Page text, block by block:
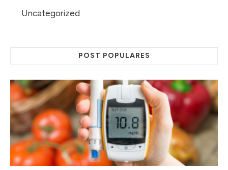
Uncategorized
POST POPULARES